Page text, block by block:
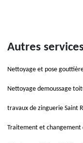
Autres
Nettoyage et pose
Nettoyage demoussage
travaux de zinguerie Saint
Traitement et changement